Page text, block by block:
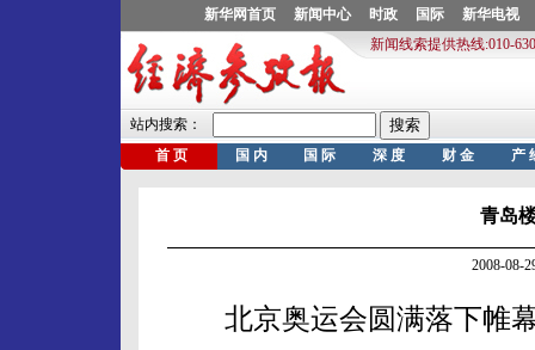
青岛
2008-08-
北京奥运会圆满落下帷幕